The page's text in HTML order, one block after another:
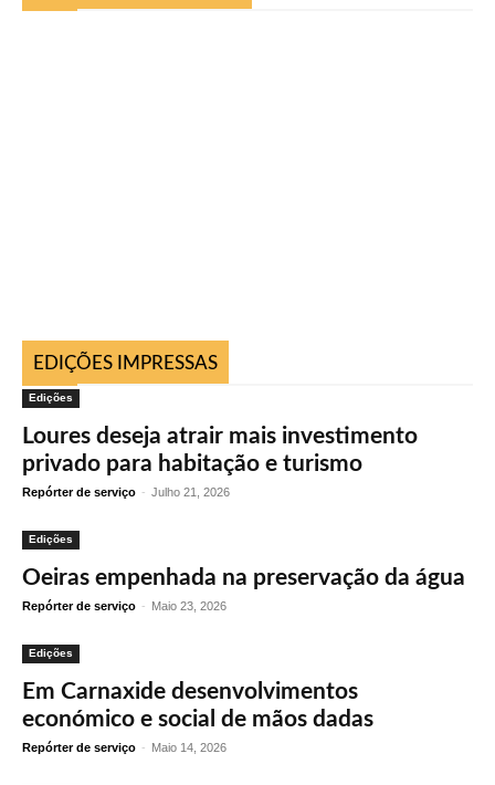
EDIÇÕES IMPRESSAS
Edições
Loures deseja atrair mais investimento
privado para habitação e turismo
Repórter de serviço - Julho 21, 2026
Edições
Oeiras empenhada na preservação da água
Repórter de serviço - Maio 23, 2026
Edições
Em Carnaxide desenvolvimentos
económico e social de mãos dadas
Repórter de serviço - Maio 14, 2026